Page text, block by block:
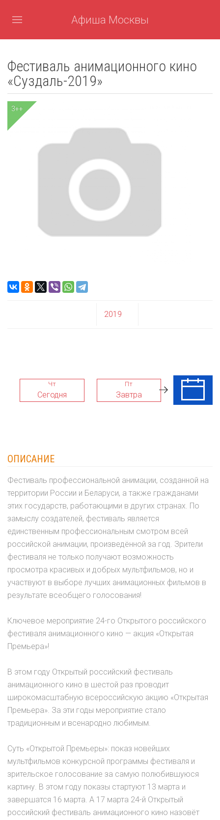
Афиша Москвы
Фестиваль анимационного кино
«Суздаль-2019»
3++
2019
Чт
Сегодня
Пт
Завтра
Сб
ОПИСАНИЕ
Фестиваль профессиональной анимации, созданной на
территории России и Беларуси, а также гражданами
этих государств, работающими в других странах. По
замыслу создателей, фестиваль является
единственным профессиональным смотром всей
российской анимации, произведённой за год. Зрители
фестиваля не только получают возможность
просмотра красивых и добрых мультфильмов, но и
участвуют в выборе лучших анимационных фильмов в
результате всеобщего голосования!
Ключевое мероприятие 24-го Открытого российского
фестиваля анимационного кино — акция «Открытая
Премьера»!
В этом году Открытый российский фестиваль
анимационного кино в шестой раз проводит
широкомасштабную всероссийскую акцию «Открытая
Премьера». За эти годы мероприятие стало
традиционным и всенародно любимым.
Суть «Открытой Премьеры»: показ новейших
мультфильмов конкурсной программы фестиваля и
зрительское голосование за самую полюбившуюся
картину. В этом году показы стартуют 13 марта и
завершатся 16 марта. А 17 марта 24-й Открытый
российский фестиваль анимационного кино назовёт